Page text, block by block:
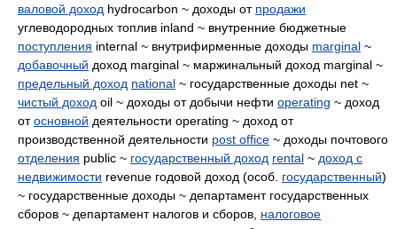
валовой доход hydrocarbon ~ доходы от продажи
углеводородных топлив inland ~ внутренние бюджетные
поступления internal ~ внутрифирменные доходы marginal ~
добавочный доход marginal ~ маржинальный доход marginal ~
предельный доход national ~ государственные доходы net ~
чистый доход oil ~ доходы от добычи нефти operating ~ доход
отосновной деятельности operating ~ доход от
производственной деятельности post office ~ доходы почтового
отделения public ~ государственный доход rental ~ доход с
недвижимости revenue годовой доход (особ. государственный)
~ государственные доходы ~ департамент государственных
сборов ~ департамент налогов и сборов, налоговое